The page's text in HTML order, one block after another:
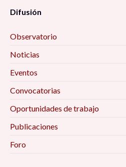
Difusión
Observatorio
Noticias
Eventos
Convocatorias
Oportunidades de trabajo
Publicaciones
Foro